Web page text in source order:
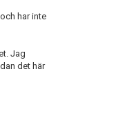
har inte
Jag
det här